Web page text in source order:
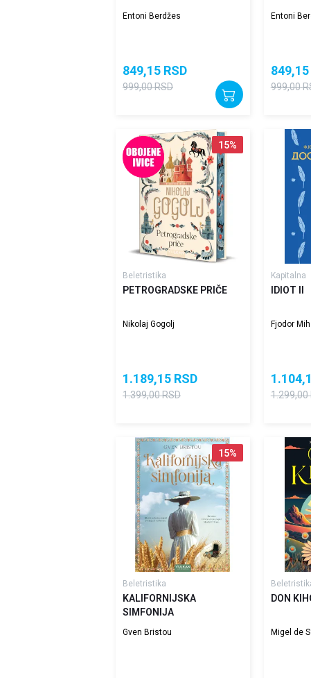
Entoni Berdžes
849,15 RSD
999,00RSD
Entoni
849,15
999,00
15%
Beletristika
PETROGRADSKE PRIČE
Nikolaj Gogolj
1.189,15 RSD
1.399,00RSD
Kapitalna
IDIOT II
Fjodor
1.299,00
15%
Beletristika
KALIFORNIJSKA
SIMFONIJA
Gven Bristou
DON
Migel de